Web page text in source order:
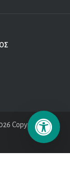
Copyright